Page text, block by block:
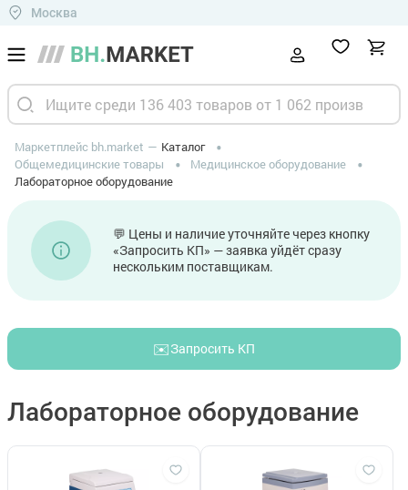
Москва
Маркетплейс bh.market
Каталог
Общемедицинские товары
Медицинское оборудование
Лабораторное оборудование
💬 Цены и наличие уточняйте через кнопку
«Запросить КП» — заявка уйдёт сразу
нескольким поставщикам.
✉️Запросить КП
Лабораторное оборудование